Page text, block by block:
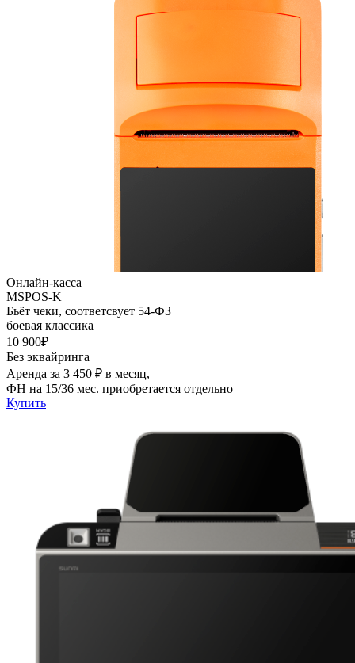
Онлайн-касса
MSPOS-K
Бьёт чеки, соответсвует 54-ФЗ
боевая классика
10 900₽
Без эквайринга
Аренда за 3 450 ₽ в месяц,
ФН на 15/36 мес. приобретается отдельно
Купить